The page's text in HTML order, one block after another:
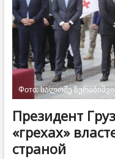
Фото: სალომე
Президент
«грехах»
страной